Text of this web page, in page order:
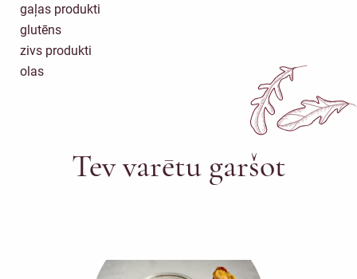
gaļas produkti
glutēns
zivs produkti
olas
Tev varētu garšot